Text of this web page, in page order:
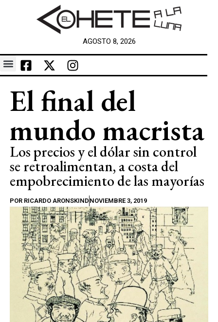
AGOSTO 8, 2026
El final del
mundo macrista
Los precios y el dólar sin control
se retroalimentan, a costa del
empobrecimiento de las mayorías
POR RICARDO ARONSKIND NOVIEMBRE 3, 2019